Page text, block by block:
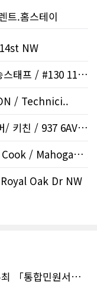
트.홈스테이
NW
21Century Seafood Inc. / 창고 배송스태프 / #130 1108..
/ Technici..
[답글] 소울포차/SOUL POCHA / 서버/ 키친 / 937 6AVE..
청담 CheongDam Kitchen & Bar / Cook / Mahogany SE
Oak Dr NW
재외동포청·주밴쿠버총영사관 공동 주최 「통합민원서비스 온라인 화상상담회..